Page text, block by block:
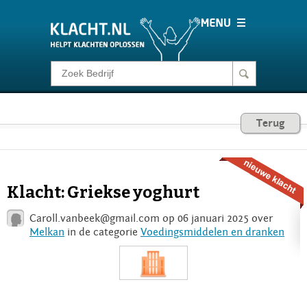
Klacht melden
Consumentenrecht Terug
Klacht: Griekse yoghurt
Caroll.vanbeek@gmail.com op 06 januari 2025 over
Melkan in de categorie Voedingsmiddelen en dranken